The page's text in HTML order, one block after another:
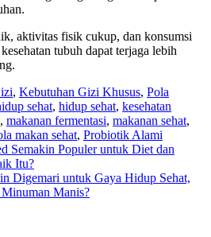
aktivitas fisik cukup, dan konsumsi
tubuh dapat terjaga lebih
, Kebutuhan Gizi Khusus, Pola
sehat, hidup sehat, kesehatan
, makanan fermentasi, makanan sehat,
makan sehat, Probiotik Alami
Semakin Populer untuk Diet dan
Itu?
Digemari untuk Gaya Hidup Sehat,
Manis?